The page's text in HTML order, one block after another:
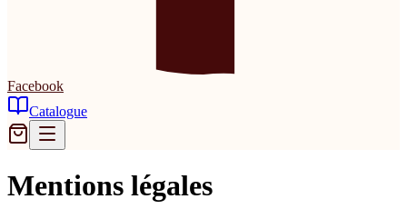
Facebook
Catalogue
Mentions légales